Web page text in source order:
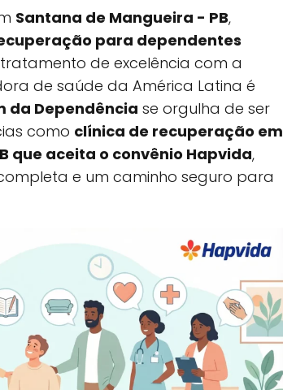
Santana de Mangueira - PB,
para dependentes
de excelência com a
de saúde da América Latina é
da Dependência se orgulha de ser
como clínica de recuperação em
que aceita o convênio Hapvida,
e um caminho seguro para